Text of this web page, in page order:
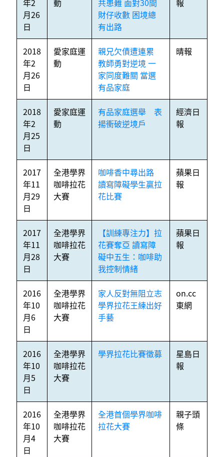
年2
月26
日
動
共患難 面對30間
財仔收數 困境總
有出路
報
2018
年2
月26
日
愛家庭運
動
親兄欠債遭連累
教師勇對逆境 一
家同度難關 當選
有品家庭
晴報
2018
年2
月25
日
愛家庭運
動
有品家庭選舉 表
揚衝破逆境戶
經濟日
報
2017
年11
月29
日
全港學界
咖啡拉花
大賽
咖啡香中尋出路
讀寫障礙學生贏拉
花比賽
蘋果日
報
2017
年11
月28
日
全港學界
咖啡拉花
大賽
【訓練專注力】拉
花賽奪亞 讀寫障
礙中五生：咖啡助
我控制情緒
蘋果日
報
2016
年10
月6
日
全港學界
咖啡拉花
大賽
家人反對無阻立志
學界拉花王練出好
手藝
on.cc
東網
2016
年10
月5
日
全港學界
咖啡拉花
大賽
學界拉花比賽徵募
星島日
報
2016
年10
月4
日
全港學界
咖啡拉花
大賽
全港首個學界咖啡
拉花大賽
親子頭
條